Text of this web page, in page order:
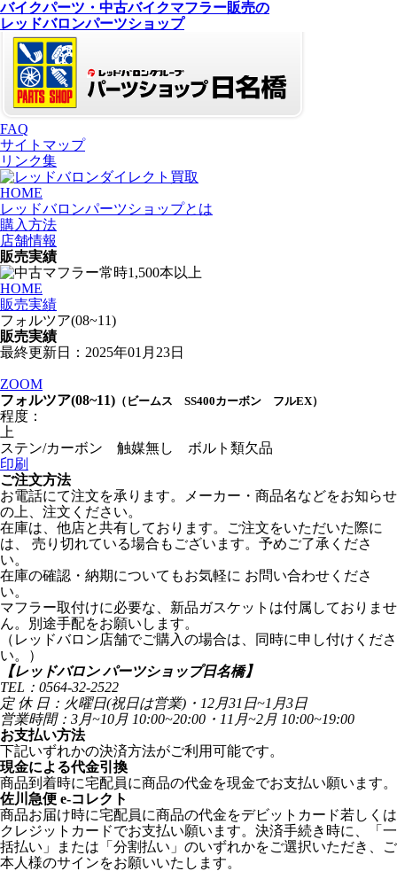
バイクパーツ・中古バイクマフラー販売の
レッドバロンパーツショップ
FAQ
サイトマップ
リンク集
HOME
レッドバロンパーツショップとは
購入方法
店舗情報
販売実績
HOME
販売実績
フォルツア(08~11)
販売実績
最終更新日：2025年01月23日
ZOOM
フォルツア(08~11) （ビームス SS400カーボン フルEX）
程度：
上
ステン/カーボン 触媒無し ボルト類欠品
印刷
ご注文方法
お電話にて注文を承ります。メーカー・商品名などをお知らせ
の上、注文ください。
在庫は、他店と共有しております。ご注文をいただいた際に
は、 売り切れている場合もございます。予めご了承くださ
い。
在庫の確認・納期についてもお気軽に お問い合わせくださ
い。
マフラー取付けに必要な、新品ガスケットは付属しておりませ
ん。別途手配をお願いします。
（レッドバロン店舗でご購入の場合は、同時に申し付けくださ
い。）
【レッドバロン パーツショップ日名橋】
TEL：0564-32-2522
定 休 日：火曜日(祝日は営業)・12月31日~1月3日
営業時間：3月~10月 10:00~20:00・11月~2月 10:00~19:00
お支払い方法
下記いずれかの決済方法がご利用可能です。
現金による代金引換
商品到着時に宅配員に商品の代金を現金でお支払い願います。
佐川急便 e-コレクト
商品お届け時に宅配員に商品の代金をデビットカード若しくは
クレジットカードでお支払い願います。決済手続き時に、「一
括払い」または「分割払い」のいずれかをご選択いただき、ご
本人様のサインをお願いいたします。